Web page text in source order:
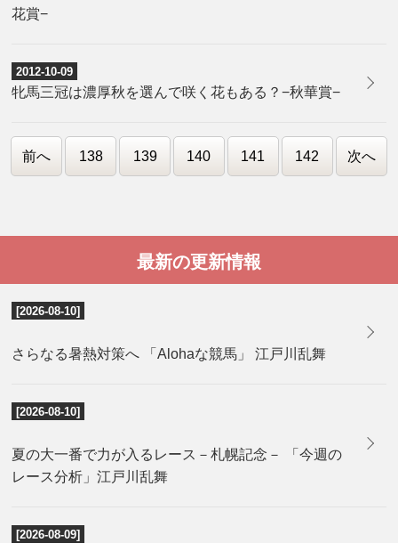
花賞−
2012-10-09
牝馬三冠は濃厚秋を選んで咲く花もある？−秋華賞−
前へ 138 139 140 141 142 次へ
最新の更新情報
[2026-08-10]
さらなる暑熱対策へ 「Alohaな競馬」 江戸川乱舞
[2026-08-10]
夏の大一番で力が入るレース－札幌記念－ 「今週の
レース分析」江戸川乱舞
[2026-08-09]